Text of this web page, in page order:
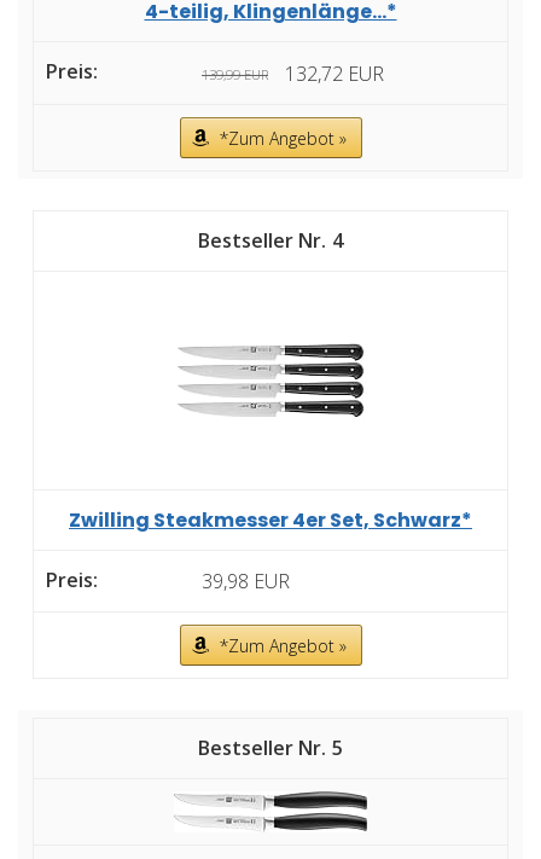
4-teilig, Klingenlänge...*
139,99 EUR 132,72 EUR
*Zum Angebot »
4
Zwilling Steakmesser 4er Set, Schwarz*
39,98 EUR
*Zum Angebot »
5